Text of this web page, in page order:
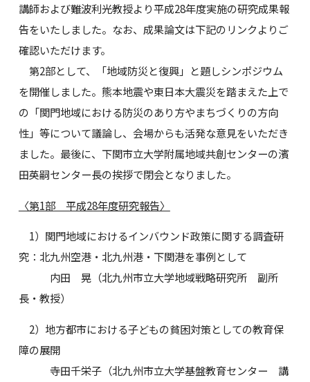
講師および難波利光教授より平成28年度実施の研究成果報
告をいたしました。なお、成果論文は下記のリンクよりご
確認いただけます。
第2部として、「地域防災と復興」と題しシンポジウム
を開催しました。熊本地震や東日本大震災を踏まえた上で
の「関門地域における防災のあり方やまちづくりの方向
性」等について議論し、会場からも活発な意見をいただき
ました。最後に、下関市立大学附属地域共創センターの濱
田英嗣センター長の挨拶で閉会となりました。
〈第1部 平成28年度研究報告〉
1）関門地域におけるインバウンド政策に関する調査研
究：北九州空港・北九州港・下関港を事例として
内田 晃（北九州市立大学地域戦略研究所 副所
長・教授）
2）地方都市における子どもの貧困対策としての教育保
障の展開
寺田千栄子（北九州市立大学基盤教育センター 講